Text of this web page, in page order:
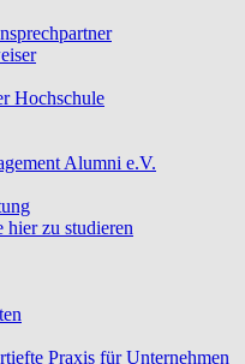
Hochschule
Alumni e.V.
hier zu studieren
Praxis für Unternehmen